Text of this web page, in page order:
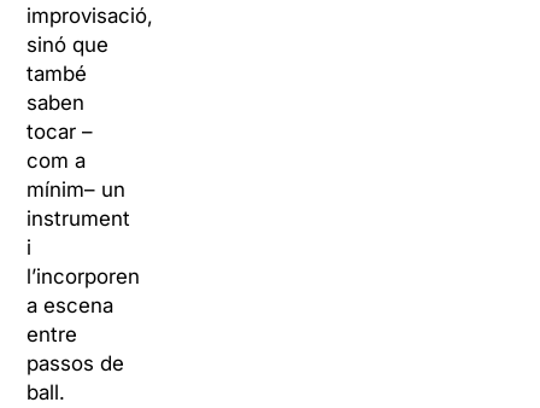
improvisació,
sinó que
també
saben
tocar –
com a
mínim– un
instrument
i
l’incorporen
a escena
entre
passos de
ball.